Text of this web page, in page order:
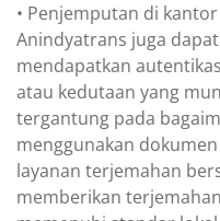
• Penjemputan di
Anindyatrans juga
mendapatkan
atau kedutaan yang
tergantung pada
menggunakan
layanan terjemahan
memberikan